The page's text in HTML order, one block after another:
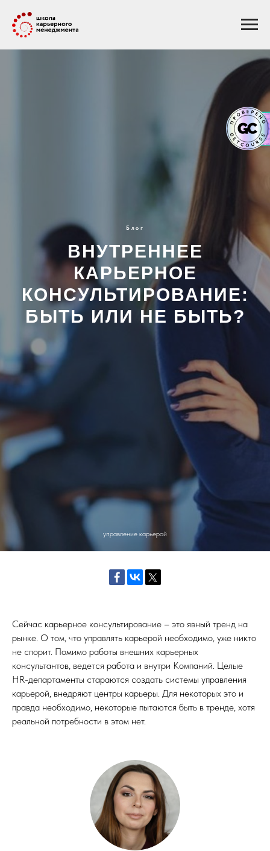
Блог
ВНУТРЕННЕЕ
КАРЬЕРНОЕ
КОНСУЛЬТИРОВАНИЕ:
БЫТЬ ИЛИ НЕ БЫТЬ?
управление карьерой
Сейчас карьерное консультирование – это явный тренд на
рынке. О том, что управлять карьерой необходимо, уже никто
не спорит. Помимо работы внешних карьерных
консультантов, ведется работа и внутри Компаний. Целые
HR-департаменты стараются создать системы управления
карьерой, внедряют центры карьеры. Для некоторых это и
правда необходимо, некоторые пытаются быть в тренде, хотя
реальной потребности в этом нет.